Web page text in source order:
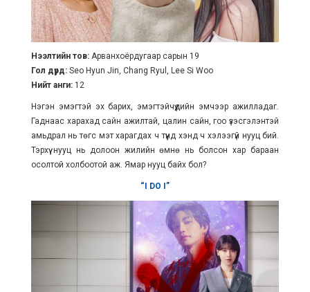
Нээлтийн тов:Арванхоёрдугаар сарын 19
Гол дүрд: Seo Hyun Jin, Chang Ryul, Lee Si Woo
Нийт анги: 12
Нэгэн эмэгтэй эх барих, эмэгтэйчүүдийн эмчээр ажилладаг.
Гаднаас харахад сайн ажилтай, цалин сайн, гоо үзэсгэлэнтэй
амьдрал нь төгс мэт харагдах ч түүнд хэнд ч хэлээгүй нууц бий.
Тэрхүү нууц нь долоон жилийн өмнө нь болсон хар бараан
осолтой холбоотой аж. Ямар нууц байх бол?
“I DO I”